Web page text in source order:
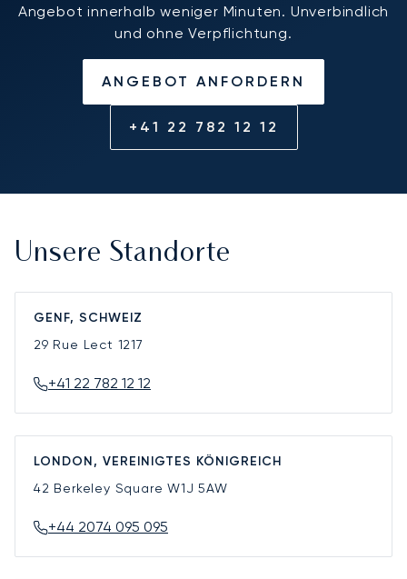
Angebot innerhalb weniger Minuten. Unverbindlich
und ohne Verpflichtung.
ANGEBOT ANFORDERN
+41 22 782 12 12
Unsere Standorte
GENF, SCHWEIZ
29 Rue Lect 1217
+41 22 782 12 12
LONDON, VEREINIGTES KÖNIGREICH
42 Berkeley SquareW1J 5AW
+44 2074 095 095